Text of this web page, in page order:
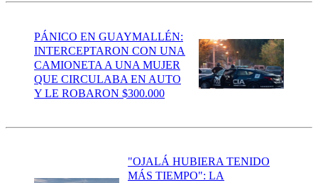
PÁNICO EN GUAYMALLÉN:
INTERCEPTARON CON UNA
CAMIONETA A UNA MUJER
QUE CIRCULABA EN AUTO
Y LE ROBARON $300.000
"OJALÁ HUBIERA TENIDO
MÁS TIEMPO": LA